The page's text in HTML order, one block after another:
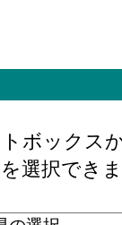
数(2016)
与総額(2016)
燃料、電
造品出荷額
加価値額[
新規に付
形固定資産
所におけ
(2016)：石
製造所あ
ボックス
選択できま